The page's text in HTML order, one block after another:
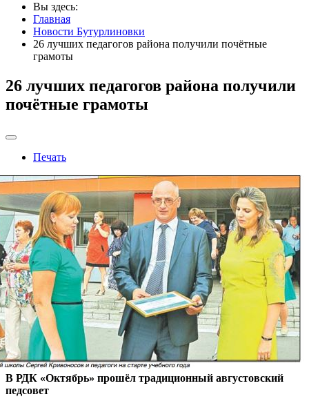
Вы здесь:
Главная
Новости Бутурлиновки
26 лучших педагогов района получили почётные
грамоты
26 лучших педагогов района получили
почётные грамоты
Печать
В РДК «Октябрь» прошёл традиционный августовский
педсовет